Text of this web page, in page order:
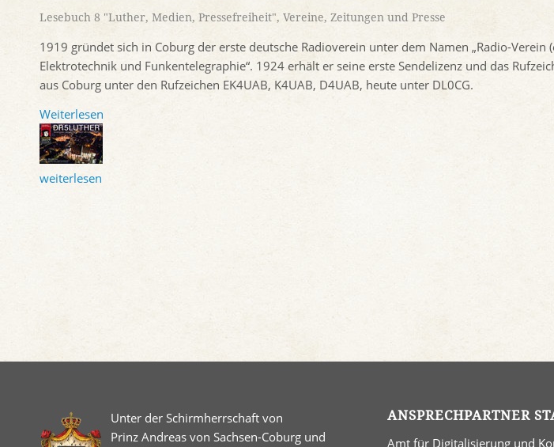
Lesebuch 8 "Luther, Medien, Pressefreiheit", Vereine, Zeitungen und Presse
1919 gründet sich in Coburg der erste deutsche Radioverein unter dem Namen „Radio-Verein
Elektrotechnik und Funkentelegraphie“. 1924 erhält er seine erste Sendelizenz und das
aus Coburg unter den Rufzeichen EK4UAB, K4UAB, D4UAB, heute unter DL0CG.
Weiterlesen
weiterlesen
Unter der Schirmherrschaft von
Prinz Andreas von Sachsen-Coburg und
ANSPRECHPARTNER
Amt für Digitalisierung und